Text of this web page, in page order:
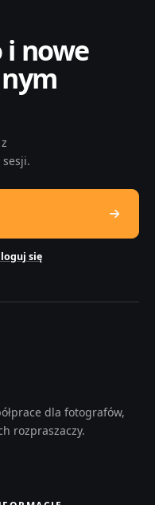
nowe
się
dla fotografów,
rozpraszaczy.